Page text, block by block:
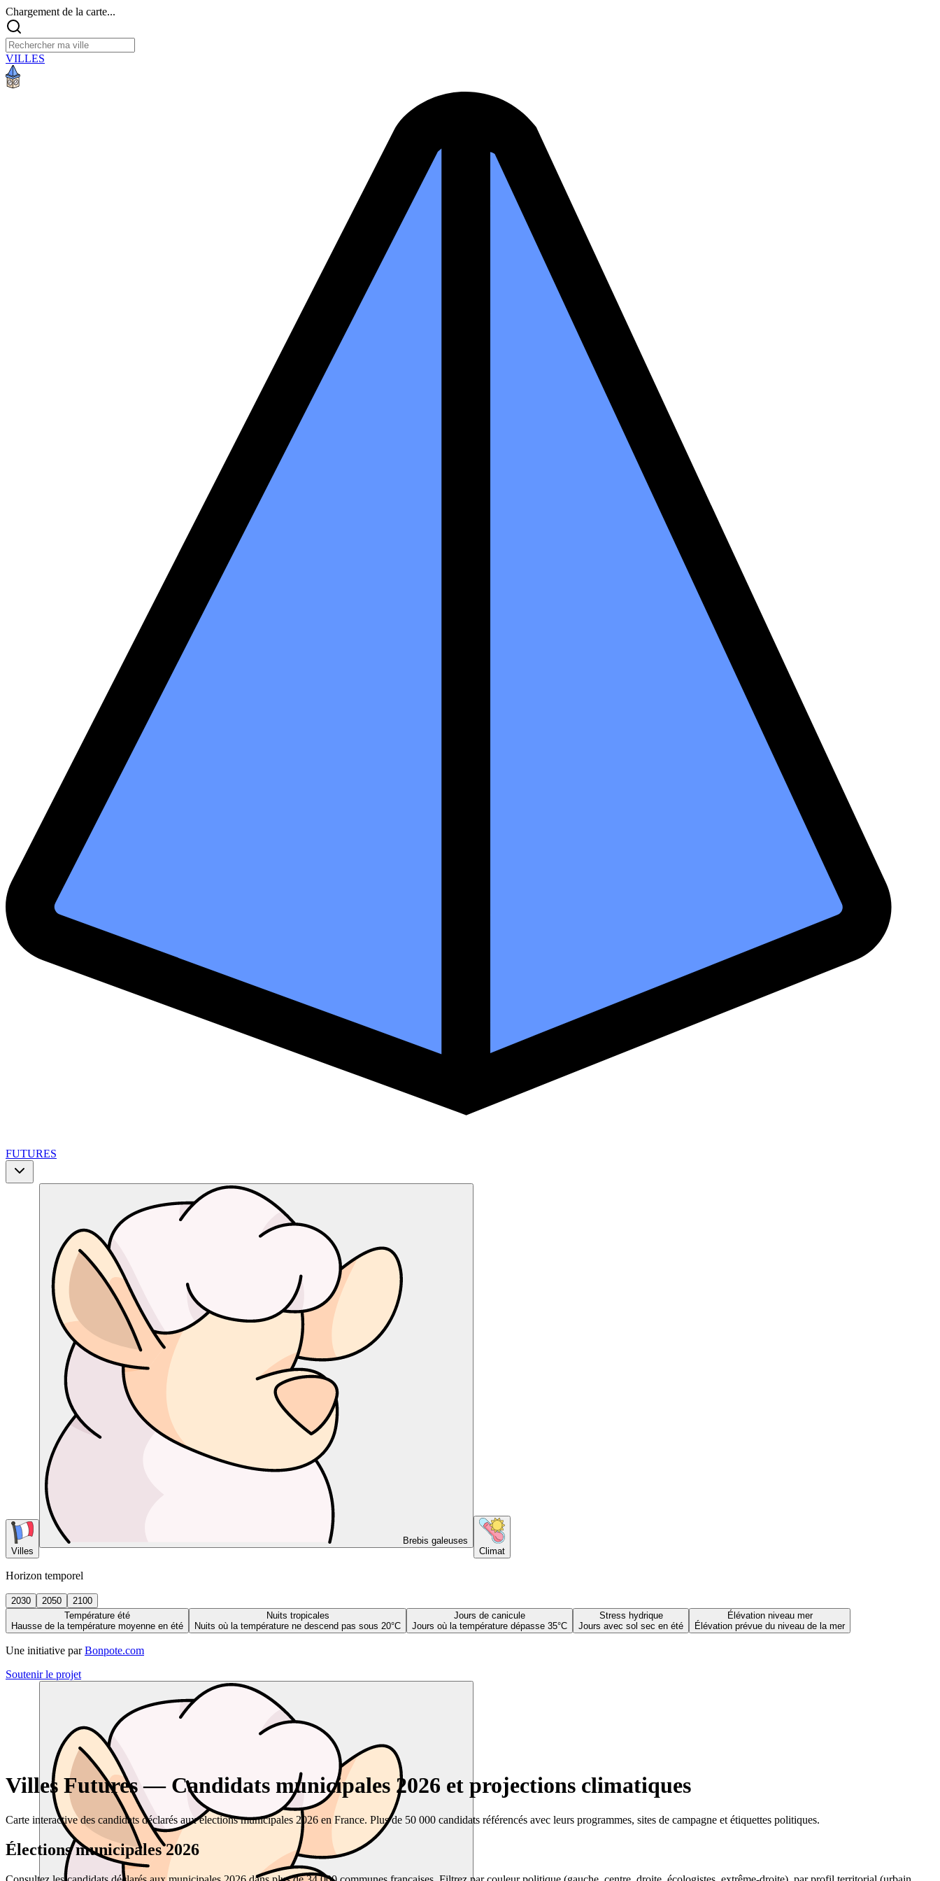
Chargement de la carte...
VILLES
FUTURES
Villes
Brebis galeuses
Climat
Horizon temporel
2030 2050
2100
Température été
Hausse de la température moyenne en été
Nuits tropicales
Nuits où la température ne descend pas sous 20°C
Jours de canicule
Jours où la température dépasse 35°C
Stress hydrique
Jours avec sol sec en été
Élévation niveau mer
Élévation prévue du niveau de la mer
Une initiative par Bonpote.com
Soutenir le projet
Villes Futures — Candidats municipales 2026 et projections climatiques
Carte interactive des candidats déclarés aux élections municipales 2026 en France. Plus de 50 000 candidats référencés avec leurs programmes, sites de campagne et étiquettes politiques.
Élections municipales 2026